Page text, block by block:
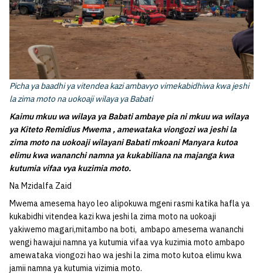
Picha ya baadhi ya vitendea kazi ambavyo vimekabidhiwa kwa jeshi
la zima moto na uokoaji wilaya ya Babati
Kaimu mkuu wa wilaya ya Babati ambaye pia ni mkuu wa wilaya
ya Kiteto Remidius Mwema , amewataka viongozi wa jeshi la
zima moto na uokoaji wilayani Babati mkoani Manyara kutoa
elimu kwa wananchi namna ya kukabiliana na majanga kwa
kutumia vifaa vya kuzimia moto.
Na Mzidalfa Zaid
Mwema amesema hayo leo alipokuwa mgeni rasmi katika hafla ya
kukabidhi vitendea kazi kwa jeshi la zima moto na uokoaji
yakiwemo magari,mitambo na boti, ambapo amesema wananchi
wengi hawajui namna ya kutumia vifaa vya kuzimia moto ambapo
amewataka viongozi hao wa jeshi la zima moto kutoa elimu kwa
jamii namna ya kutumia vizimia moto.